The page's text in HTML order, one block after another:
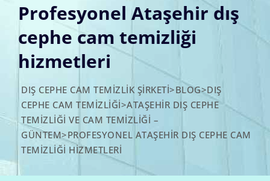
Profesyonel Ataşehir dış
cephe cam temizliği
hizmetleri
DIŞ CEPHE CAM TEMIZLIK ŞIRKETI>BLOG>DIŞ
CEPHE CAM TEMIZLIĞI>ATAŞEHIR DIŞ CEPHE
TEMIZLIĞI VE CAM TEMIZLIĞI –
GÜNTEM>PROFESYONEL ATAŞEHIR DIŞ CEPHE CAM
TEMIZLIĞI HIZMETLERI